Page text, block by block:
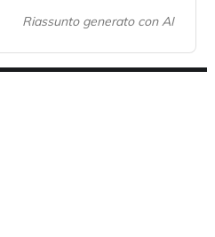
Riassunto generato con AI